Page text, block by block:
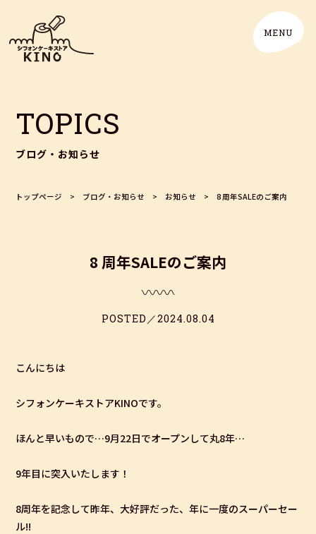
TOPICS
ブログ・お知らせ
トップページ > ブログ・お知らせ > お知らせ >8 周年SALEのご案内
8 周年SALEのご案内
POSTED／2024.08.04
こんにちは
シフォンケーキストアKINOです。
ほんと早いもので…9月22日でオープンして丸8年…
9年目に突入いたします！
8周年を記念して昨年、大好評だった、年に一度のスーパーセー
ル!!